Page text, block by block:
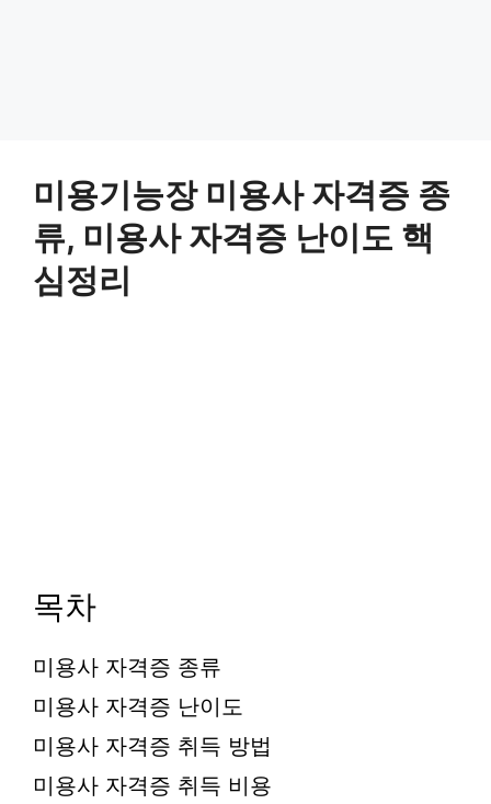
미용기능장 미용사 자격증 종
류, 미용사 자격증 난이도 핵
심정리
목차
미용사 자격증 종류
미용사 자격증 난이도
미용사 자격증 취득 방법
미용사 자격증 취득 비용